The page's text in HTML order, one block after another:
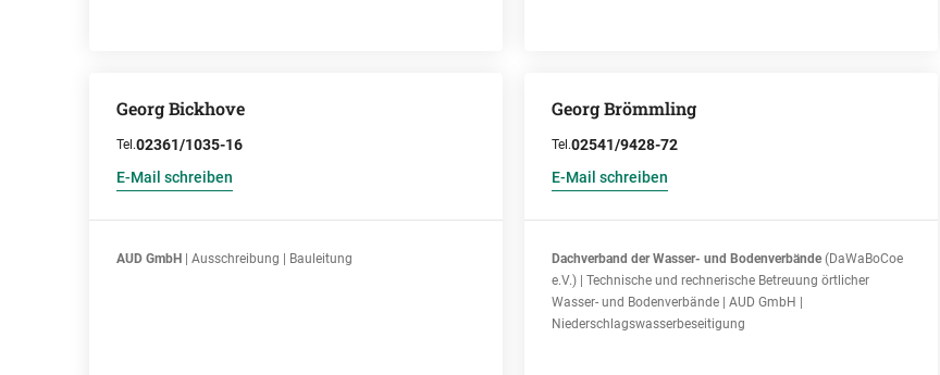
Georg Bickhove
Tel.02361/1035-16
E-Mail schreiben
AUD GmbH | Ausschreibung | Bauleitung
Georg Brömmling
Tel.02541/9428-72
E-Mail schreiben
Dachverband der Wasser- und Bodenverbände (DaWaBoCoe
e.V.) | Technische und rechnerische Betreuung örtlicher
Wasser- und Bodenverbände | AUD GmbH |
Niederschlagswasserbeseitigung